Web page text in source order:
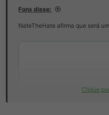
Fonx disse:
NateTheHate afirma que será
Clique